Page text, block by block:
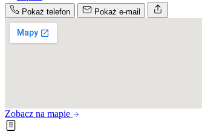
Pokaż telefon Pokaż e-mail
Zobacz na mapie